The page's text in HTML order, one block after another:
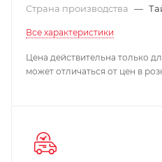
Страна производства —
Все характеристики
Цена действительна только
может отличаться от цен в